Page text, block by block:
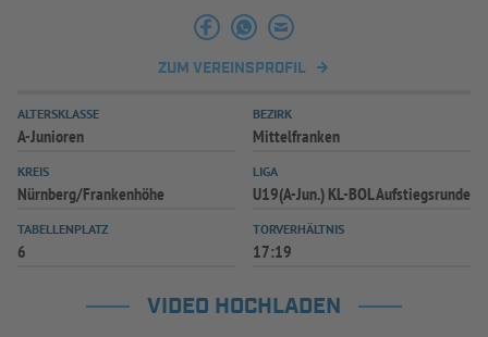
ZUM VEREINSPROFIL
ALTERSKLASSE
A-Junioren
BEZIRK
Mittelfranken
KREIS
Nürnberg/Frankenhöhe
LIGA
U19(A-Jun.) KL-BOL Aufstiegsrunde
TABELLENPLATZ
6
TORVERHÄLTNIS
17:19
VIDEO HOCHLADEN